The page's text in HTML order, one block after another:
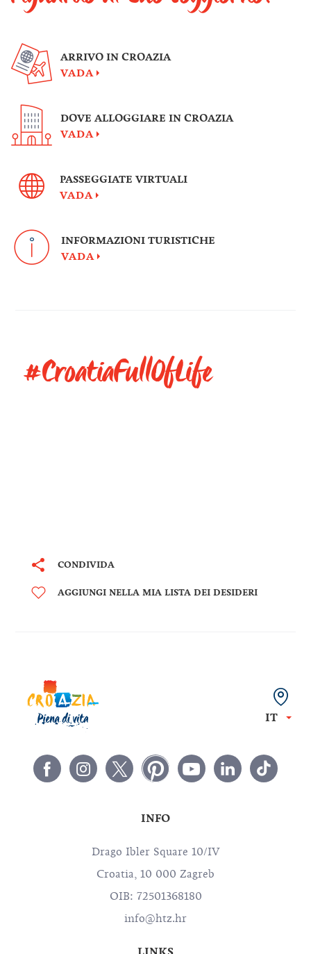
ARRIVO IN CROAZIA
VADA
DOVE ALLOGGIARE IN CROAZIA
VADA
PASSEGGIATE VIRTUALI
VADA
INFORMAZIONI TURISTICHE
VADA
#CroatiaFullOfLife
CONDIVIDA
AGGIUNGI NELLA MIA LISTA DEI DESIDERI
IT
INFO
Drago Ibler Square 10/IV
Croatia, 10 000 Zagreb
OIB: 72501368180
info@htz.hr